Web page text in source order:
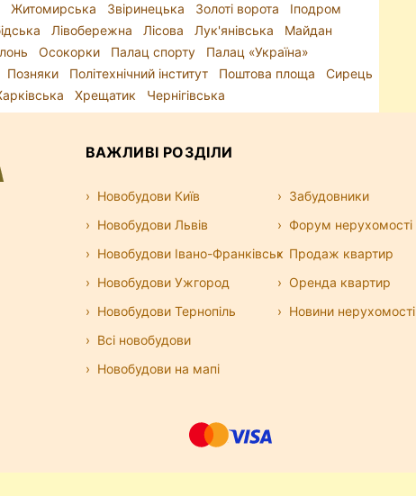
Житомирська Звіринецька Золоті ворота
Іподром
Лівобережна Лісова Лук'янівська
Майдан
Осокорки Палац спорту
Палац «Україна»
Позняки Політехнічний інститут Поштова площа
Сирець
Хрещатик Чернігівська
ВАЖЛИВІ РОЗДІЛИ
Новобудови Київ
Новобудови Львів
Новобудови Івано-Франківськ
Новобудови Ужгород
Новобудови Тернопіль
Всі новобудови
Новобудови на мапі
Забудовники
Форум нерухомості
Продаж квартир
Оренда квартир
Новини нерухомості